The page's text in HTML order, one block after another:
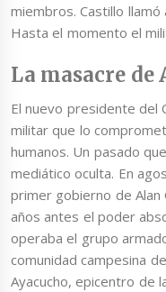
miembros. Castillo llamó
Hasta el momento el
La masacre de
El nuevo presidente del
militar que lo
humanos. Un pasado
mediático oculta. En
primer gobierno de
años antes el poder
operaba el grupo
comunidad campesina
Ayacucho, epicentro de